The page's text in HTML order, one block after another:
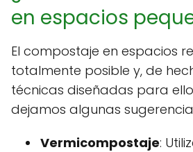
en espacios
El compostaje en espacios
totalmente posible y, de
técnicas diseñadas para
dejamos algunas
Vermicompostaje: